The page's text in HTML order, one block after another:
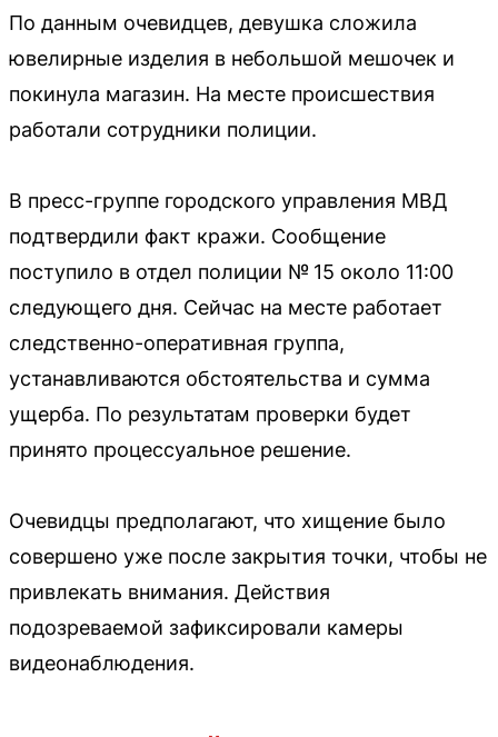
По данным очевидцев, девушка сложила
ювелирные изделия в небольшой мешочек и
покинула магазин. На месте происшествия
работали сотрудники полиции.
В пресс-группе городского управления МВД
подтвердили факт кражи. Сообщение
поступило в отдел полиции № 15 около 11:00
следующего дня. Сейчас на месте работает
следственно-оперативная группа,
устанавливаются обстоятельства и сумма
ущерба. По результатам проверки будет
принято процессуальное решение.
Очевидцы предполагают, что хищение было
совершено уже после закрытия точки, чтобы не
привлекать внимания. Действия
подозреваемой зафиксировали камеры
видеонаблюдения.